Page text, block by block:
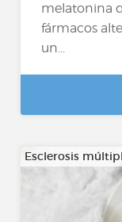
melatonina
fármacos
un...
Esclerosis